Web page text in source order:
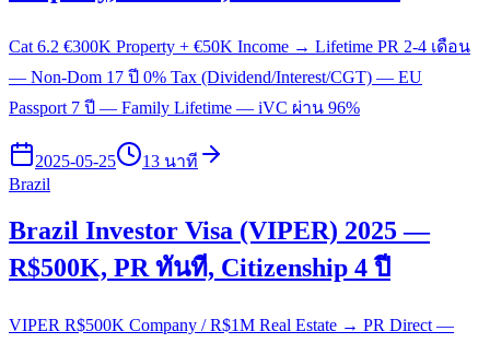
Cat 6.2 €300K Property + €50K Income → Lifetime PR 2-4 เดือน
— Non-Dom 17 ปี 0% Tax (Dividend/Interest/CGT) — EU
Passport 7 ปี — Family Lifetime — iVC ผ่าน 96%
2025-05-25
13 นาที
Brazil
Brazil Investor Visa (VIPER) 2025 —
R$500K, PR ทันที, Citizenship 4 ปี
VIPER R$500K Company / R$1M Real Estate → PR Direct —